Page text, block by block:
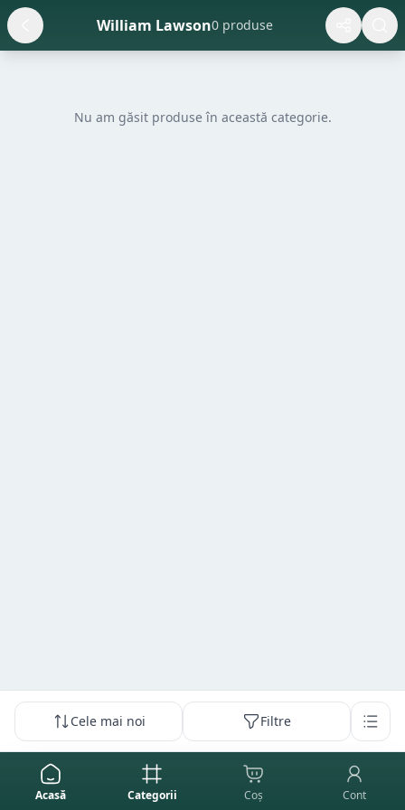
William Lawson0 produse
Nu am găsit produse în această categorie.
Cele mai noi Filtre
Acasă Categorii Coș Cont